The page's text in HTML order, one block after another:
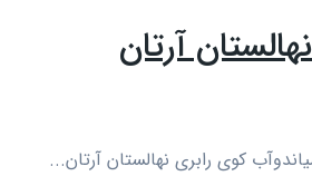
آرتان
کوی رابری نهالستان آرتان...